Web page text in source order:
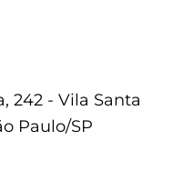
242 - Vila Santa
Paulo/SP